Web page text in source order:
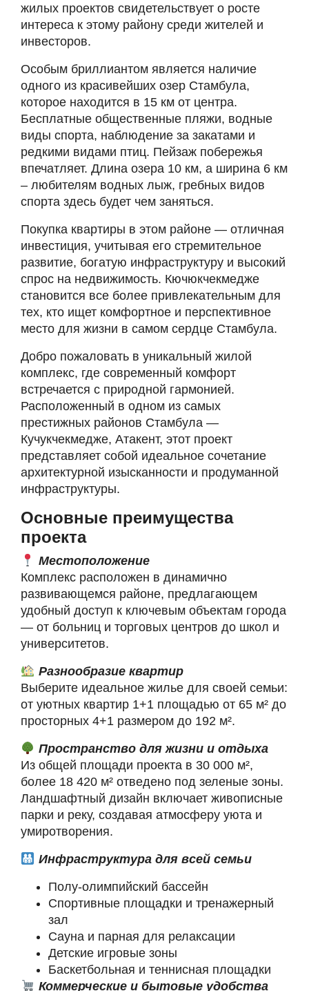
жилых проектов свидетельствует о росте
интереса к этому району среди жителей и
инвесторов.
Особым бриллиантом является наличие
одного из красивейших озер Стамбула,
которое находится в 15 км от центра.
Бесплатные общественные пляжи, водные
виды спорта, наблюдение за закатами и
редкими видами птиц. Пейзаж побережья
впечатляет. Длина озера 10 км, а ширина 6 км
– любителям водных лыж, гребных видов
спорта здесь будет чем заняться.
Покупка квартиры в этом районе — отличная
инвестиция, учитывая его стремительное
развитие, богатую инфраструктуру и высокий
спрос на недвижимость. Кючюкчекмедже
становится все более привлекательным для
тех, кто ищет комфортное и перспективное
место для жизни в самом сердце Стамбула.
Добро пожаловать в уникальный жилой
комплекс, где современный комфорт
встречается с природной гармонией.
Расположенный в одном из самых
престижных районов Стамбула —
Кучукчекмедже, Атакент, этот проект
представляет собой идеальное сочетание
архитектурной изысканности и продуманной
инфраструктуры.
Основные преимущества
проекта
Местоположение
Комплекс расположен в динамично
развивающемся районе, предлагающем
удобный доступ к ключевым объектам города
— от больниц и торговых центров до школ и
университетов.
Разнообразие квартир
Выберите идеальное жилье для своей семьи:
от уютных квартир 1+1 площадью от 65 м² до
просторных 4+1 размером до 192 м².
Пространство для жизни и отдыха
Из общей площади проекта в 30 000 м²,
более 18 420 м² отведено под зеленые зоны.
Ландшафтный дизайн включает живописные
парки и реку, создавая атмосферу уюта и
умиротворения.
Инфраструктура для всей семьи
Полу-олимпийский бассейн
Спортивные площадки и тренажерный
зал
Сауна и парная для релаксации
Детские игровые зоны
Баскетбольная и теннисная площадки
Коммерческие и бытовые удобства